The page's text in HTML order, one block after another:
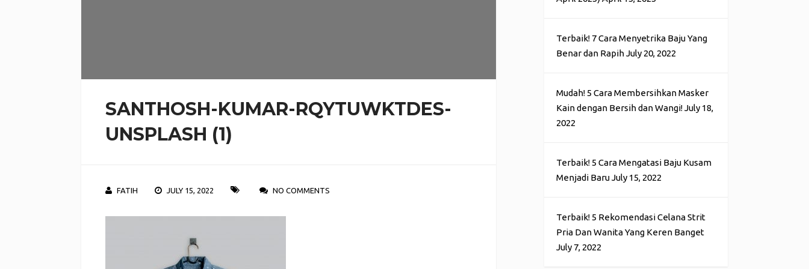
SANTHOSH-KUMAR-RQYTUWKTDES-
UNSPLASH (1)
FATIH JULY 15, 2022 NO COMMENTS
Terbaik! 7 Cara Menyetrika Baju Yang
Benar dan RapihJuly 20, 2022
Mudah! 5 Cara Membersihkan Masker
Kain dengan Bersih dan Wangi!July 18,
2022
Terbaik! 5 Cara Mengatasi Baju Kusam
Menjadi BaruJuly 15, 2022
Terbaik! 5 Rekomendasi Celana Strit
Pria Dan Wanita Yang Keren Banget
July 7, 2022